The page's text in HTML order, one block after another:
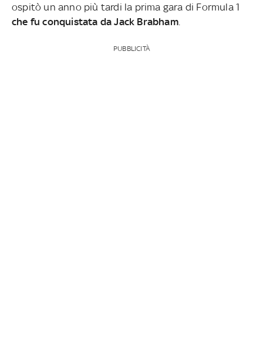
ospitò un anno più tardi la prima gara di Formula 1
che fu conquistata da Jack Brabham.
PUBBLICITÀ